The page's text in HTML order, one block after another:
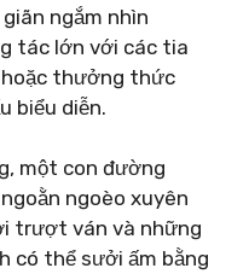
ngắm nhìn
tác lớn với các tia
hoặc thưởng thức
biểu diễn.
một con đường
ngoèo xuyên
trượt ván và những
có thể sưởi ấm bằng